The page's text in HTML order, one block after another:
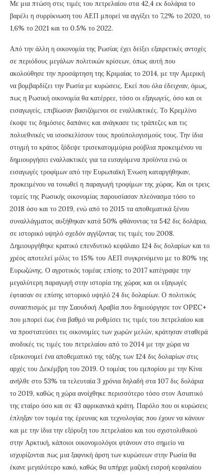
Με μια πτώση στις τιμές του πετρελαίου στα 42,4 εκ δολάρια το
βαρέλι η συρρίκνωση του ΑΕΠ μπορεί να αγγίξει το 7,2% το 2020, το
1,6% το 2021 και το 0.5% το 2022.
Από την άλλη η οικονομία της Ρωσίας έχει δείξει εξαιρετικές αντοχές
σε περιόδους μεγάλων πολιτικών κρίσεων, όπως αυτή που
ακολούθησε την προσάρτηση της Κριμαίας το 2014, με την Αμερική
να βομβαρδίζει την Ρωσία με κυρώσεις. Εκεί που όλα έδειχναν, όμως,
πως η Ρωσική οικονομία θα κατέρρεε, τόσο οι εξαγωγείς, όσο και οι
εισαγωγείς, επιβίωσαν βασιζόμενοι σε εναλλακτικές. Το Κρεμλίνο
έκοψε τις δημόσιες δαπάνες και ανάγκασε τις τράπεζες και τις
πολυεθνικές να ισοσκελίσουν τους προϋπολογισμούς τους. Την ίδια
στιγμή το κράτος ξόδεψε τρισεκατομμύρια ρούβλια προκειμένου να
δημιουργήσει εναλλακτικές για τα εισαγόμενα προϊόντα ενώ οι
εισαγωγές τροφίμων από την Ευρωπαϊκή Ένωση καταργήθηκαν,
προκειμένου να τονωθεί η παραγωγή τροφίμων της χώρας. Και οι τρεις
τομείς της Ρωσικής οικονομίας παρουσίασαν πλεόνασμα τόσο το
2018 όσο και το 2019, ενώ από το 2015 τα αποθεματικά ξένου
συναλλάγματος αυξήθηκαν κατά 50% φθάνοντας τα 542 δις δολάρια,
σε ιστορικό υψηλό σχεδόν αγγίζοντας τις τιμές του 2008.
Δημιουργήθηκε κρατικό επενδυτικό κεφάλαιο 124 δις δολαρίων και το
χρέος αποτελεί μόλις το 15% του ΑΕΠ συγκρινόμενο με το 80% της
Ευρωζώνης. Ο αγροτικός τομέας επίσης το 2017 κατέγραψε την
μεγαλύτερη παραγωγή στην ιστορία της χώρας και οι εξαγωγές
έφτασαν σε επίσης ιστορικό υψηλό 24 δις δολαρίων. Ο πολιτικός
συνασπισμός με την Σαουδική Αραβία που δημιούργησε τον OPEC+
που μπορεί έως ένα βαθμό να ρυθμίσει τις τιμές του πετρελαίου και
να προστατεύσει τις οικονομίες των χωρών μελών, κράτησαν σταθερά
ανοδικές τις τιμές του πετρελαίου από το 2014 με την χώρα να
εξοικονομεί ένα αποθεματικό της τάξης των 124 δις δολαρίων στις
αρχές του Δεκέμβρη του 2019. Ο τομέας του εμπορίου με την Κίνα
ανήλθε στο 53% τα τελευταία 3 χρόνια δηλαδή στα 107 δις δολάρια
το 2019, καθώς η χώρα ανοίχθηκε περισσότερο τόσο στον Ασιατικό
της εταίρο όσο και σε 43 αφρικανικά κράτη. Παρόλο που οι κυρώσεις
έπληξαν τον τομέα της έρευνας και τεχνολογίας που έχουν να κάνουν
και με την ίδια την εξόρυξη του πετρελαίου και του σχιστολιθικού
στην Αρκτική, κάποιοι οικονομολόγοι φτάνουν στο σημείο να
ισχυρίζονται πως μια ξαφνική άρση των κυρώσεων στην Ρωσία θα
έκανε μεγαλύτερο κακό, καθώς θα υπήρχε μαζική εισροή κεφαλαίου